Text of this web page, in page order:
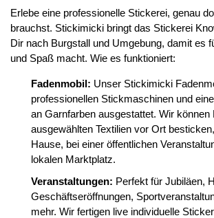
Erlebe eine professionelle Stickerei, genau
brauchst. Stickimicki bringt das Stickerei
Dir nach Burgstall und Umgebung, damit es
und Spaß macht. Wie es funktioniert:
Fadenmobil: Unser Stickimicki
professionellen Stickmaschinen und
an Garnfarben ausgestattet. Wir können
ausgewählten Textilien vor Ort
Hause, bei einer öffentlichen
lokalen Marktplatz.
Veranstaltungen: Perfekt für Jubiläen,
Geschäftseröffnungen,
mehr. Wir fertigen live individuelle